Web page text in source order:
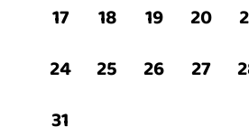
Noticias
Contacto
17
18 19 20
24
25 26 27
31